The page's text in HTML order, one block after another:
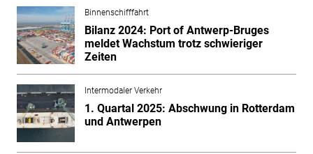
Binnenschifffahrt
Bilanz 2024: Port of Antwerp-Bruges
meldet Wachstum trotz schwieriger
Zeiten
Intermodaler Verkehr
1. Quartal 2025: Abschwung in Rotterdam
und Antwerpen